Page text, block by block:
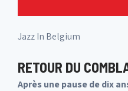
Jazz In Belgium
RETOUR DU
Après une pause de dix